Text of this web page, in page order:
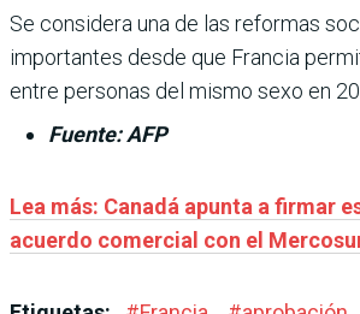
Se considera una de las reformas
importantes desde que Francia
entre personas del mismo sexo en
Fuente: AFP
Lea más: Canadá apunta a firmar
acuerdo comercial con el